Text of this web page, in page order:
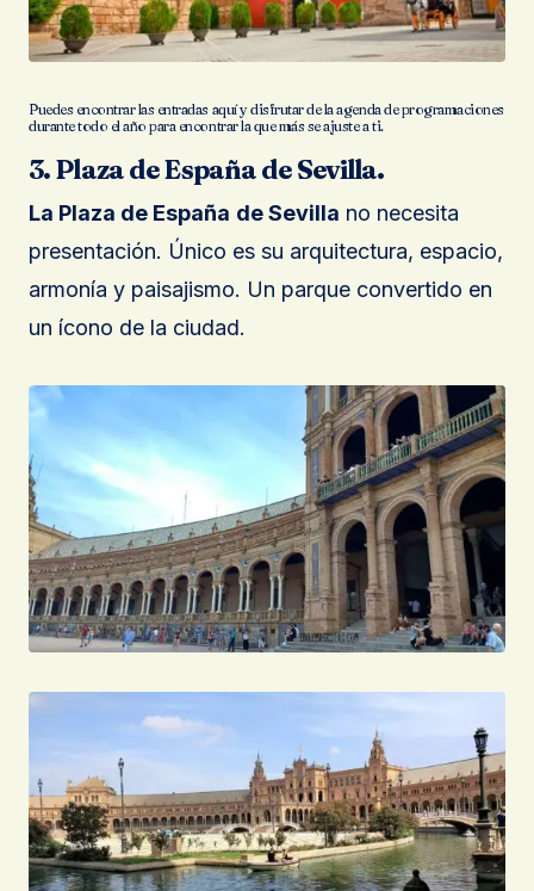
Puedes encontrar las entradas aquí y disfrutar de la agenda de programaciones
durante todo el año para encontrar la que más se ajuste a ti.
3. Plaza de España de Sevilla.
La Plaza de España de Sevilla no necesita
presentación. Único es su arquitectura, espacio,
armonía y paisajismo. Un parque convertido en
un ícono de la ciudad.